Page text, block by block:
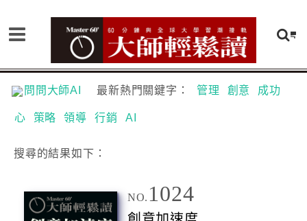
問問大師AI 最新熱門關鍵字： 管理 創意 成功
心 策略 領導 行銷 AI
搜尋的結果如下：
NO. 1024